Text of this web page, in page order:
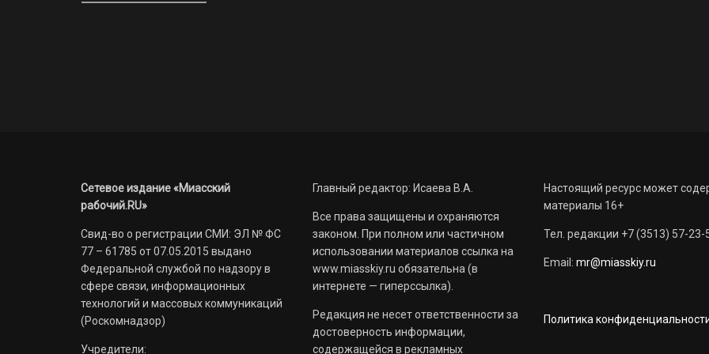
Сетевое издание «Миасский
рабочий.RU»
Свид-во о регистрации СМИ: ЭЛ № ФС
77 – 61785 от 07.05.2015 выдано
Федеральной службой по надзору в
сфере связи, информационных
технологий и массовых коммуникаций
(Роскомнадзор)
Учредители:
Главный редактор: Исаева В.А.
Все права защищены и охраняются
законом. При полном или частичном
использовании материалов ссылка на
www.miasskiy.ru обязательна (в
интернете — гиперссылка).
Редакция не несет ответственности за
достоверность информации,
содержащейся в рекламных
Настоящий ресурс может
материалы 16+
Тел. редакции +7 (3513) 57-23-
Email: mr@miasskiy.ru
Политика